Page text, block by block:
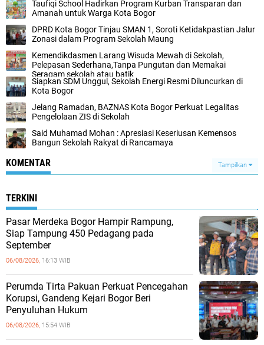
Taufiqi School Hadirkan Program Kurban Transparan dan
Amanah untuk Warga Kota Bogor
DPRD Kota Bogor Tinjau SMAN 1, Soroti Ketidakpastian Jalur
Zonasi dalam Program Sekolah Maung
Kemendikdasmen Larang Wisuda Mewah di Sekolah,
Pelepasan Sederhana,Tanpa Pungutan dan Memakai
Seragam sekolah atau batik
Siapkan SDM Unggul, Sekolah Energi Resmi Diluncurkan di
Kota Bogor
Jelang Ramadan, BAZNAS Kota Bogor Perkuat Legalitas
Pengelolaan ZIS di Sekolah
Said Muhamad Mohan : Apresiasi Keseriusan Kemensos
Bangun Sekolah Rakyat di Rancamaya
KOMENTAR Tampilkan
TERKINI
Pasar Merdeka Bogor Hampir Rampung,
Siap Tampung 450 Pedagang pada
September
06/08/2026, 16:13 WIB
Perumda Tirta Pakuan Perkuat Pencegahan
Korupsi, Gandeng Kejari Bogor Beri
Penyuluhan Hukum
06/08/2026, 15:54 WIB